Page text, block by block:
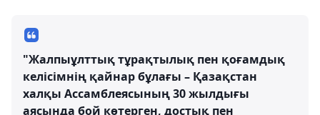
"Жалпыұлттық тұрақтылық пен қоғамдық
келісімнің қайнар бұлағы – Қазақстан
халқы Ассамблеясының 30 жылдығы
аясында бой көтерген, достық пен